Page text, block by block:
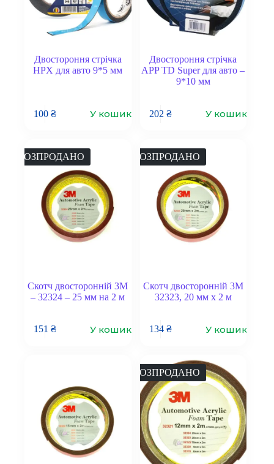
Двостороння стрічка
HPX для авто 9*5 мм
100₴ У кошик
Двостороння стрічка
APP TD Super для авто –
9*10 мм
202 ₴ У кошик
РОЗПРОДАНО
Скотч двосторонній 3M
– 32324 – 25 мм на 2 м
151₴ У кошик
РОЗПРОДАНО
Скотч двосторонній 3M
32323, 20 мм x 2 м
134 ₴ У кошик
РОЗПРОДАНО